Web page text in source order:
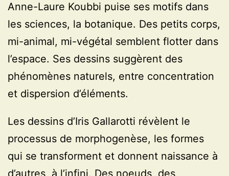
Anne-Laure Koubbi puise ses motifs dans
les sciences, la botanique. Des petits corps,
mi-animal, mi-végétal semblent flotter dans
l’espace. Ses dessins suggèrent des
phénomènes naturels, entre concentration
et dispersion d’éléments.
Les dessins d’Iris Gallarotti révèlent le
processus de morphogenèse, les formes
qui se transforment et donnent naissance à